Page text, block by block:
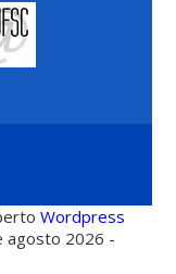
Wordpress
agosto 2026 -